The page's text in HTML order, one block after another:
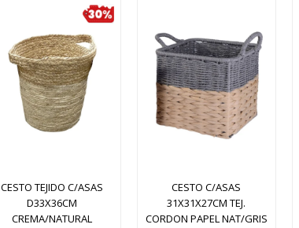
CESTO TEJIDO C/ASAS
D33X36CM
CREMA/NATURAL
CESTO C/ASAS
31X31X27CM TEJ.
CORDON PAPEL NAT/GRIS